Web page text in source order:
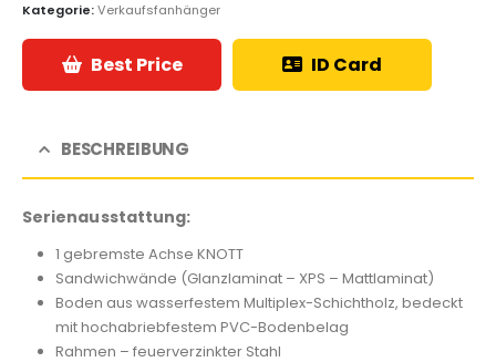
Kategorie:Verkaufsfanhänger
Best Price ID Card
BESCHREIBUNG
Serienausstattung:
1 gebremste Achse KNOTT
Sandwichwände (Glanzlaminat – XPS – Mattlaminat)
Boden aus wasserfestem Multiplex-Schichtholz, bedeckt
mit hochabriebfestem PVC-Bodenbelag
Rahmen – feuerverzinkter Stahl